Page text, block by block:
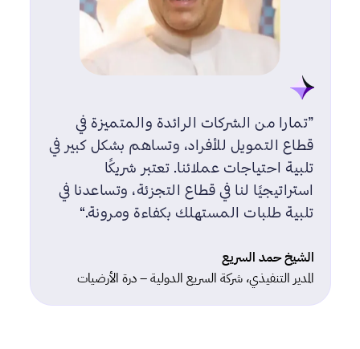
”تمارا من الشركات الرائدة والمتميزة في
قطاع التمويل للأفراد، وتساهم بشكل كبير في
تلبية احتياجات عملائنا. تعتبر شريكًا
استراتيجيًا لنا في قطاع التجزئة، وتساعدنا في
تلبية طلبات المستهلك بكفاءة ومرونة.“
الشيخ حمد السريع
المدير التنفيذي، شركة السريع الدولية – درة الأرضيات